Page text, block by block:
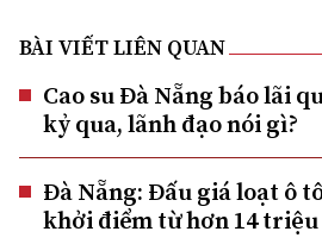
BÀI VIẾT LIÊN QUAN
Cao su Đà Nẵng báo lãi
kỷ qua, lãnh đạo nói gì?
Đà Nẵng: Đấu giá loạt ô
khởi điểm từ hơn 14